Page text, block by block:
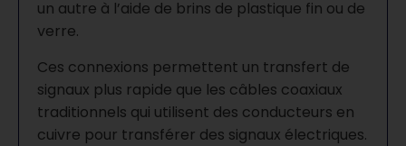
un autre à l’aide de brins de plastique fin ou de
verre.
Ces connexions permettent un transfert de
signaux plus rapide que les câbles coaxiaux
traditionnels qui utilisent des conducteurs en
cuivre pour transférer des signaux électriques.